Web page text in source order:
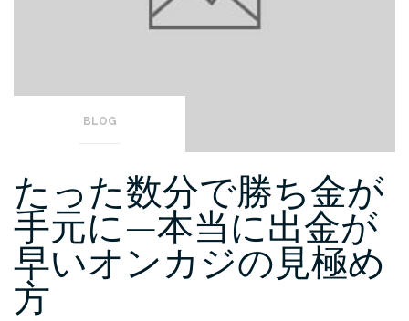
BLOG
たった数分で勝ち金が
手元に—本当に出金が
早いオンカジの見極め
方